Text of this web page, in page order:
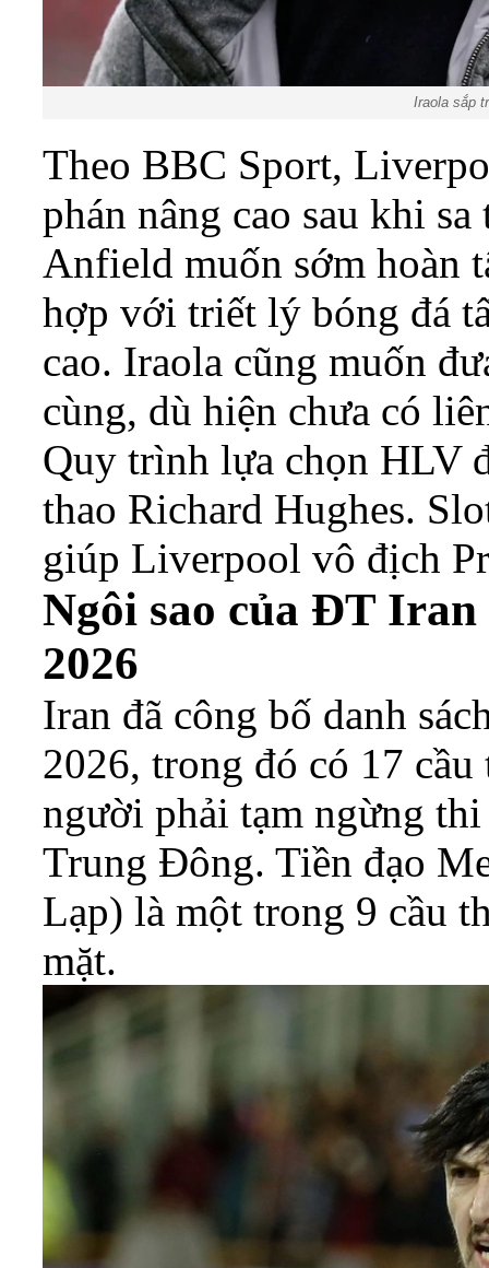
Iraola sắp
Theo BBC Sport,
phán nâng cao sau khi
Anfield muốn sớm hoàn
hợp với triết lý bóng đá
cao. Iraola cũng muốn
cùng, dù hiện chưa có
Quy trình lựa chọn HLV
thao Richard Hughes.
giúp Liverpool vô địch
Ngôi sao của ĐT
2026
Iran đã công bố danh
2026, trong đó có 17
người phải tạm ngừng
Trung Đông. Tiền đạo
Lạp) là một trong 9 cầu
mặt.